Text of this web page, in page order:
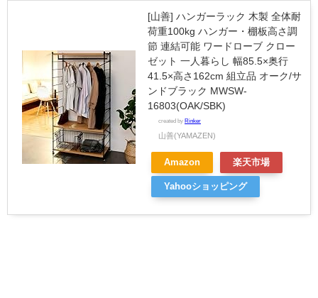
[山善] ハンガーラック 木製 全体耐
荷重100kg ハンガー・棚板高さ調
節 連結可能 ワードローブ クロー
ゼット 一人暮らし 幅85.5×奥行
41.5×高さ162cm 組立品 オーク/サ
ンドブラック MWSW-
16803(OAK/SBK)
created by Rinker
山善(YAMAZEN)
Amazon 楽天市場
Yahooショッピング